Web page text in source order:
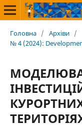
Головна / Архіви /
№ 4 (2024):